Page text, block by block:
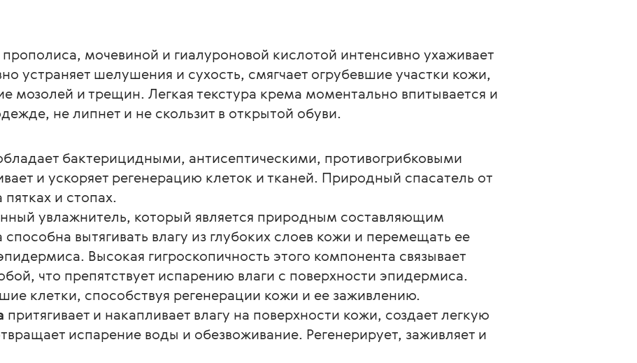
мочевиной и гиалуроновой кислотой интенсивно ухаживает
устраняет шелушения и сухость, смягчает огрубевшие участки кожи,
мозолей и трещин. Легкая текстура крема моментально впитывается и
не липнет и не скользит в открытой обуви.
бактерицидными, антисептическими, противогрибковыми
и ускоряет регенерацию клеток и тканей. Природный спасатель от
и стопах.
увлажнитель, который является природным составляющим
вытягивать влагу из глубоких слоев кожи и перемещать ее
Высокая гигроскопичность этого компонента связывает
что препятствует испарению влаги с поверхности эпидермиса.
клетки, способствуя регенерации кожи и ее заживлению.
притягивает и накапливает влагу на поверхности кожи, создает легкую
испарение воды и обезвоживание. Регенерирует, заживляет и